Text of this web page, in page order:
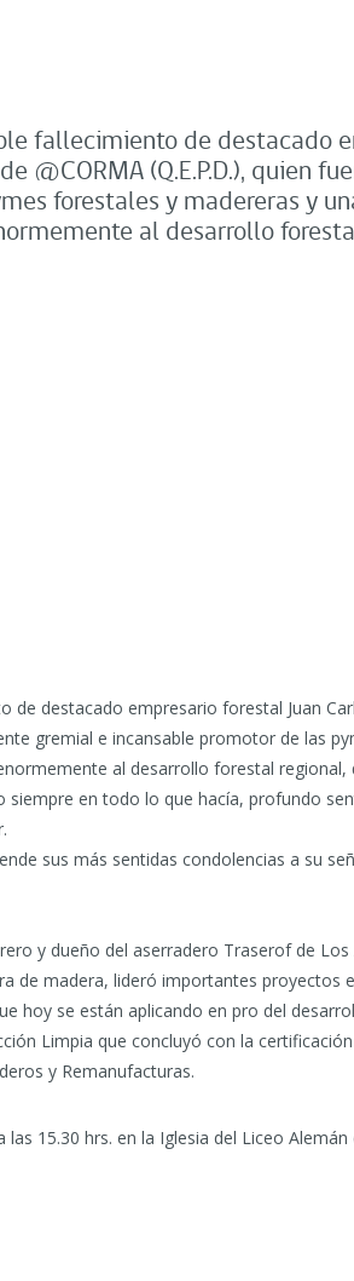
fallecimiento de destacado
@CORMA (Q.E.P.D.), quien
forestales y madereras y
al desarrollo
de destacado empresario forestal Juan
gremial e incansable promotor de las
al desarrollo forestal
en todo lo que hacía, profundo
sus más sentidas condolencias a su
y dueño del aserradero Traserof de
de madera, lideró importantes proyectos
hoy se están aplicando en pro del
Limpia que concluyó con la
y Remanufacturas.
15.30 hrs. en la Iglesia del Liceo